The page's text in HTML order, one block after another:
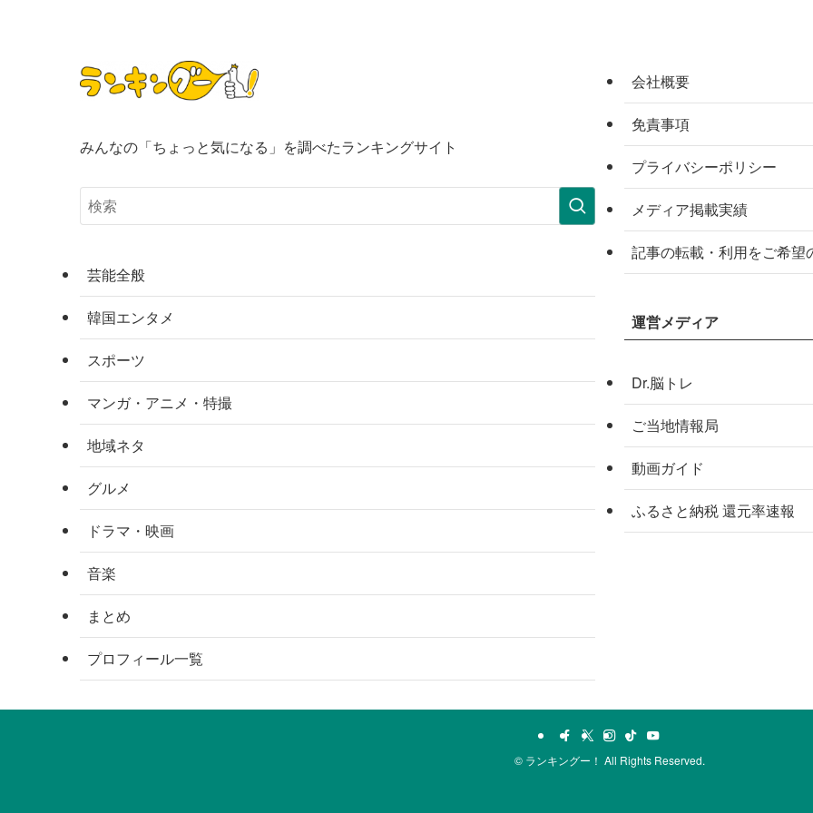
みんなの「ちょっと気になる」を調べたランキングサイト
芸能全般
韓国エンタメ
スポーツ
マンガ・アニメ・特撮
地域ネタ
グルメ
ドラマ・映画
音楽
まとめ
プロフィール一覧
会社概要
免責事項
プライバシーポリシー
メディア掲載実績
記事の転載・利用をご希望
運営メディア
Dr.脳トレ
ご当地情報局
動画ガイド
ふるさと納税 還元率速報
© ランキングー！ All Rights Reserved.